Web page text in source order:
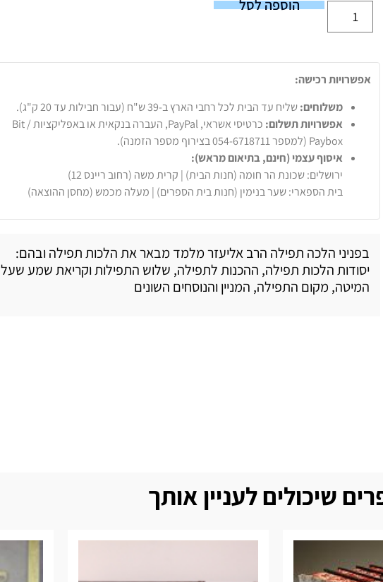
הוספה לסל
אפשרויות רכישה:
משלוחים:שליח עד הבית לכל רחבי הארץ ב-39 ש"ח (עבור חבילות עד 20 ק"ג).
אפשרויות תשלום:
כרטיסי אשראי, PayPal, העברה בנקאית או באפליקציות Bit /
Paybox (למספר 054-6718711 בצירוף מספר הזמנה).
איסוף עצמי (חינם, בתיאום מראש):
ירושלים: שכונת הר חומה (חנות הבית) | קרית משה (רחוב ריינס 12)
בית הספארי: שער בנימין (חנות בית הספרים) | מעלה מכמש (מחסן ההוצאה)
בפניני הלכה תפילה הרב אליעזר מלמד מבאר את הלכות תפילה ובהם:
יסודות הלכות תפילה, ההכנות לתפילה, שלוש התפילות וקריאת שמע שעל
המיטה, מקום התפילה, המניין והנוסחים השונים
שיכולים לעניין אותך